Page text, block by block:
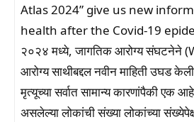
Atlas 2024” give us new
health after the Covid-19
२०२४ मध्ये, जागतिक आरोग्य संघटनेने
आरोग्य साथीबद्दल नवीन माहिती उघड
मृत्यूच्या सर्वात सामान्य कारणांपैकी एक
असलेल्या लोकांची संख्या लोकांच्या